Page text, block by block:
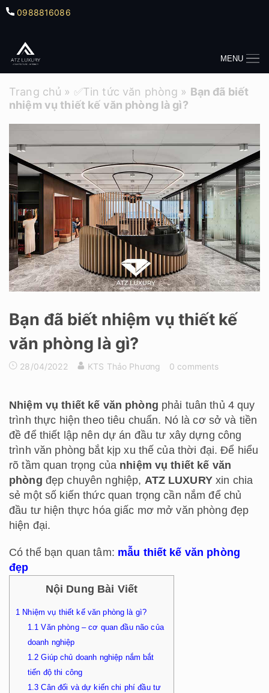
0988816086
MENU
Trang chủ » ✅Tin tức văn phòng » Bạn đã biết
nhiệm vụ thiết kế văn phòng là gì?
Bạn đã biết nhiệm vụ thiết kế
văn phòng là gì?
28/04/2022 KTS Thảo Phương 0 comments
Nhiệm vụ thiết kế văn phòng phải tuân thủ 4 quy
trình thực hiện theo tiêu chuẩn. Nó là cơ sở và tiền
đề để thiết lập nên dự án đầu tư xây dựng công
trình văn phòng bắt kịp xu thế của thời đại. Để hiểu
rõ tầm quan trọng của nhiệm vụ thiết kế văn
phòng đẹp chuyên nghiệp, ATZ LUXURYxin chia
sẻ một số kiến thức quan trọng cần nắm để chủ
đầu tư hiện thực hóa giấc mơ mở văn phòng đẹp
hiện đại.
Có thể bạn quan tâm: mẫu thiết kế văn phòng
đẹp
Nội Dung Bài Viết
1 Nhiệm vụ thiết kế văn phòng là gì?
1.1 Văn phòng – cơ quan đầu não của
doanh nghiệp
1.2 Giúp chủ doanh nghiệp nắm bắt
tiến độ thi công
1.3 Cân đối và dự kiến chi phí đầu tư